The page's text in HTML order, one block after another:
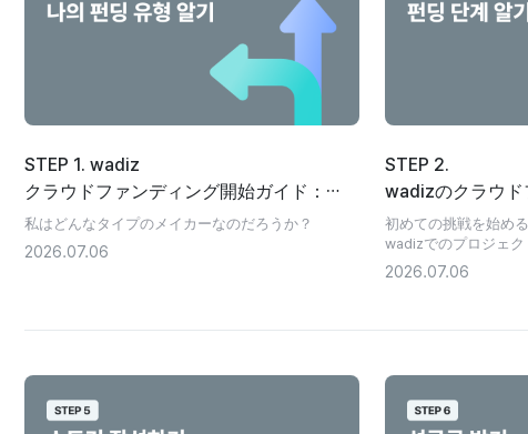
STEP 1. wadiz
クラウドファンディング開始ガイド：
ファンディングタイプの診断で自分に合
ったプロジェクトを見つける
私はどんなタイプのメイカーなのだろうか？
2026.07.06
STEP 2.
wadizのクラウド
セスの総まとめ |
プロジェクトの
初めての挑戦を始め
wadizでのプロジェク
べき6つのステップを
2026.07.06